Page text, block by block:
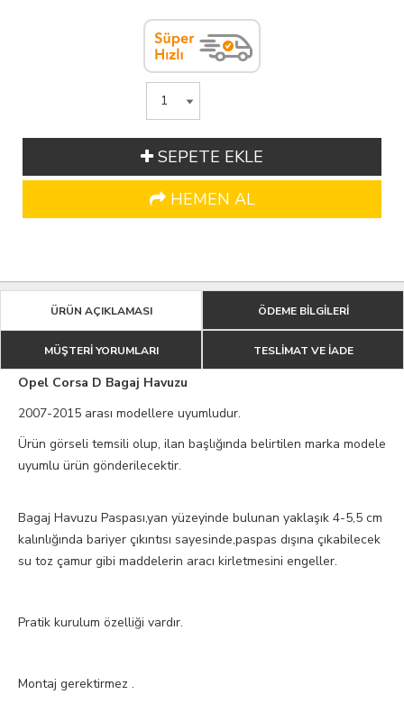
SEPETE EKLE
HEMEN AL
ÜRÜN AÇIKLAMASI ÖDEME BİLGİLERİ
MÜŞTERİ YORUMLARI TESLİMAT VE İADE
Opel Corsa D Bagaj Havuzu
2007-2015 arası modellere uyumludur.
Ürün görseli temsili olup, ilan başlığında belirtilen marka modele
uyumlu ürün gönderilecektir.
Bagaj Havuzu Paspası,yan yüzeyinde bulunan yaklaşık 4-5,5 cm
kalınlığında bariyer çıkıntısı sayesinde,paspas dışına çıkabilecek
su toz çamur gibi maddelerin aracı kirletmesini engeller.
Pratik kurulum özelliği vardır.
Montaj gerektirmez .